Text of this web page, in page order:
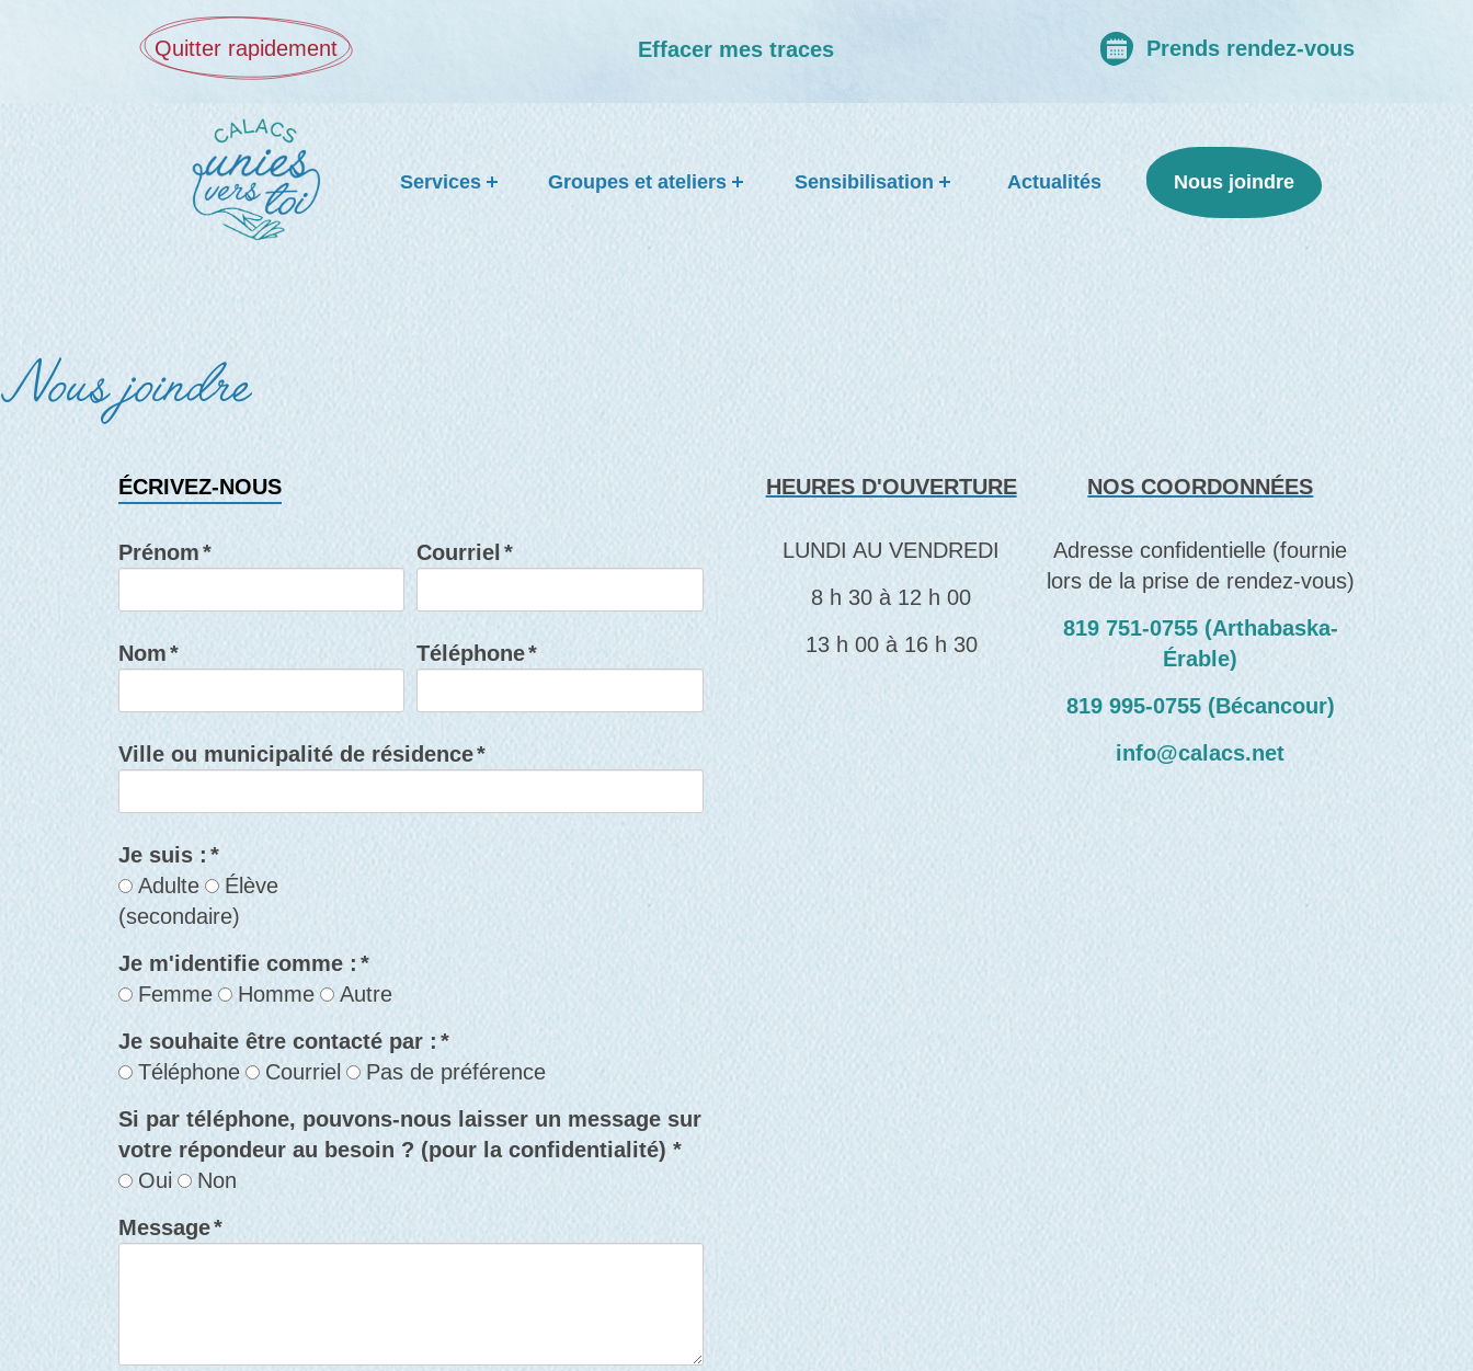
Quitter rapidement Effacer mes traces Prends rendez-vous
Services Groupes et ateliers Sensibilisation Actualités Nous joindre
Nous joindre
ÉCRIVEZ-NOUS
Prénom*
Nom*
Courriel *
Téléphone*
Ville ou municipalité de résidence*
Je suis : *
Adulte
Élève
(secondaire)
Je m'identifie comme : *
Femme
Homme
Autre
Je souhaite être contacté par : *
Téléphone
Courriel
Pas de préférence
Si par téléphone, pouvons-nous laisser un message sur
votre répondeur au besoin ? (pour la confidentialité) *
Oui
Non
Message*
HEURES D'OUVERTURE
LUNDI AU VENDREDI
8 h 30 à 12 h 00
13 h 00 à 16 h 30
NOS COORDONNÉES
Adresse confidentielle (fournie
lors de la prise de rendez-vous)
819 751‑0755 (Arthabaska-
Érable)
819 995‑0755 (Bécancour)
info@calacs.net